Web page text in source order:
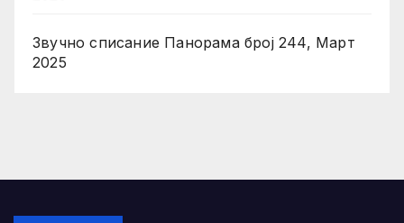
Звучно списание Панорама број 244, Март
2025